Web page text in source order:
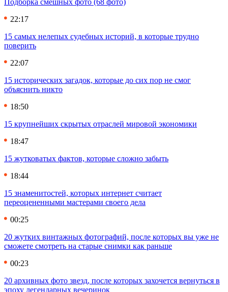
22:17
15 самых нелепых судебных историй, в которые трудно
поверить
22:07
15 исторических загадок, которые до сих пор не смог
объяснить никто
18:50
15 крупнейших скрытых отраслей мировой экономики
18:47
15 жутковатых фактов, которые сложно забыть
18:44
15 знаменитостей, которых интернет считает
переоцененными мастерами своего дела
00:25
20 жутких винтажных фотографий, после которых вы уже не
сможете смотреть на старые снимки как раньше
00:23
20 архивных фото звезд, после которых захочется вернуться в
эпоху легендарных вечеринок